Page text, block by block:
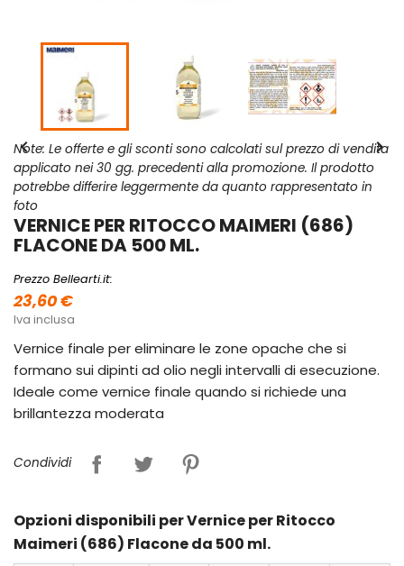
 
Note: Le offerte e gli sconti sono calcolati sul prezzo di vendita
applicato nei 30 gg. precedenti alla promozione. Il prodotto
potrebbe differire leggermente da quanto rappresentato in
foto
VERNICE PER RITOCCO MAIMERI (686)
FLACONE DA 500 ML.
Prezzo Bellearti.it:
23,60 €
Iva inclusa
Vernice finale per eliminare le zone opache che si
formano sui dipinti ad olio negli intervalli di esecuzione.
Ideale come vernice finale quando si richiede una
brillantezza moderata
Condividi
Opzioni disponibili per Vernice per Ritocco
Maimeri (686) Flacone da 500 ml.